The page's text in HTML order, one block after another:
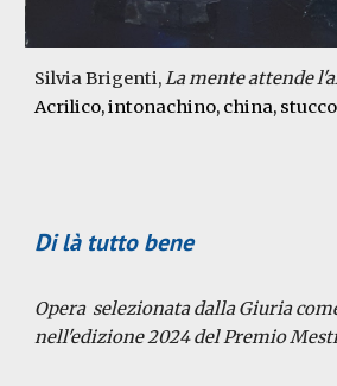
Silvia Brigenti,La mente attende
Acrilico, intonachino, china,
Di là tutto bene
Opera selezionata dalla Giuria
nell'edizione 2024 del Premio